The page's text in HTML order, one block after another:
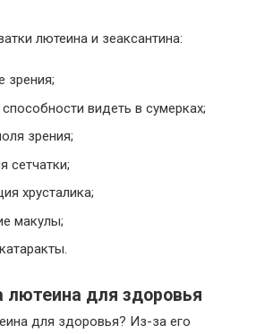
лютеина и зеаксантина:
зрения;
видеть в сумерках;
зрения;
сетчатки;
хрусталика;
макулы;
лютеина для здоровья
для здоровья? Из-за его